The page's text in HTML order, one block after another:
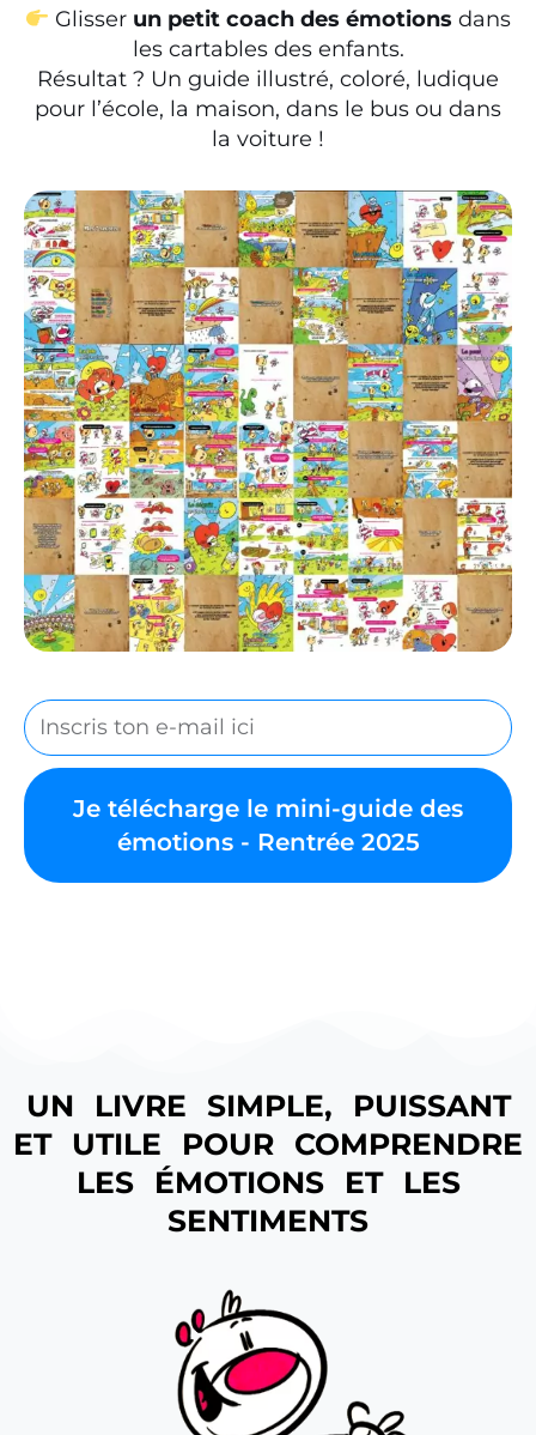
Glisser un petit coach des émotions dans
les cartables des enfants.
Résultat ? Un guide illustré, coloré, ludique
pour l’école, la maison, dans le bus ou dans
la voiture !
Je télécharge le mini-guide des
émotions - Rentrée 2025
UN LIVRE SIMPLE, PUISSANT
ET UTILE POUR COMPRENDRE
LES ÉMOTIONS ET LES
SENTIMENTS